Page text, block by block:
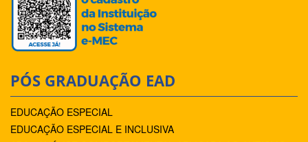
PÓS GRADUAÇÃO EAD
EDUCAÇÃO ESPECIAL
EDUCAÇÃO ESPECIAL E INCLUSIVA